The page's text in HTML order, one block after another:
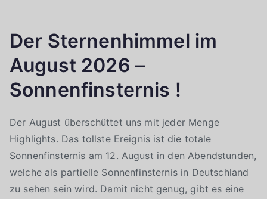
Der Sternenhimmel im
August 2026 –
Sonnenfinsternis !
Der August überschüttet uns mit jeder Menge
Highlights. Das tollste Ereignis ist die totale
Sonnenfinsternis am 12. August in den Abendstunden,
welche als partielle Sonnenfinsternis in Deutschland
zu sehen sein wird. Damit nicht genug, gibt es eine